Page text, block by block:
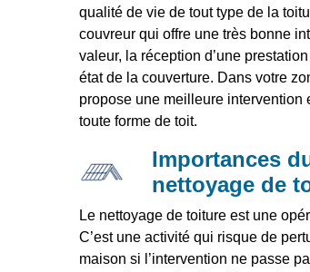
qualité de vie de tout type de la
couvreur qui offre une très bonne
valeur, la réception d’une
état de la couverture. Dans votre
propose une meilleure
toute forme de toit.
Importances
nettoyage de
Le nettoyage de toiture est une
C’est une activité qui risque de
maison si l’intervention ne passe